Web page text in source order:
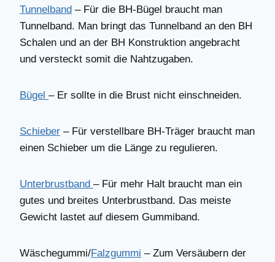
Tunnelband – Für die BH-Bügel braucht man
Tunnelband. Man bringt das Tunnelband an den BH
Schalen und an der BH Konstruktion angebracht
und versteckt somit die Nahtzugaben.
Bügel – Er sollte in die Brust nicht einschneiden.
Schieber – Für verstellbare BH-Träger braucht man
einen Schieber um die Länge zu regulieren.
Unterbrustband – Für mehr Halt braucht man ein
gutes und breites Unterbrustband. Das meiste
Gewicht lastet auf diesem Gummiband.
Wäschegummi/Falzgummi – Zum Versäubern der